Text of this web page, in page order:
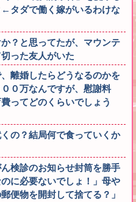
タダで働く嫁がいるわけな
？と思ってたが、マウンテ
った友人がいた
離婚したらどうなるのかを
０万なんですが、慰謝料
ってどのくらいでしょう
の？結局何で食っていくか
検診のお知らせ封筒を勝手
に必要ないでしょ！」母や
便物を開封して捨てる？」